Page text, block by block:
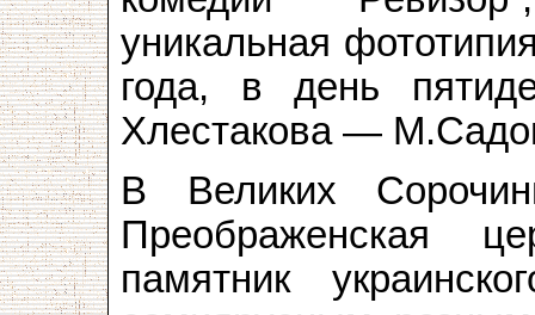
уникальная
года, в день
Хлестакова —
В Великих
Преображенская
памятник